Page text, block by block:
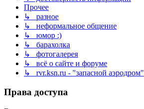
Прочее
↳ разное
↳ неформальное общение
↳ юмор :)
↳ барахолка
↳ фотогалерея
↳ всё о сайте и форуме
↳ rvr.ksn.ru - "запасной аэродром"
Права доступа